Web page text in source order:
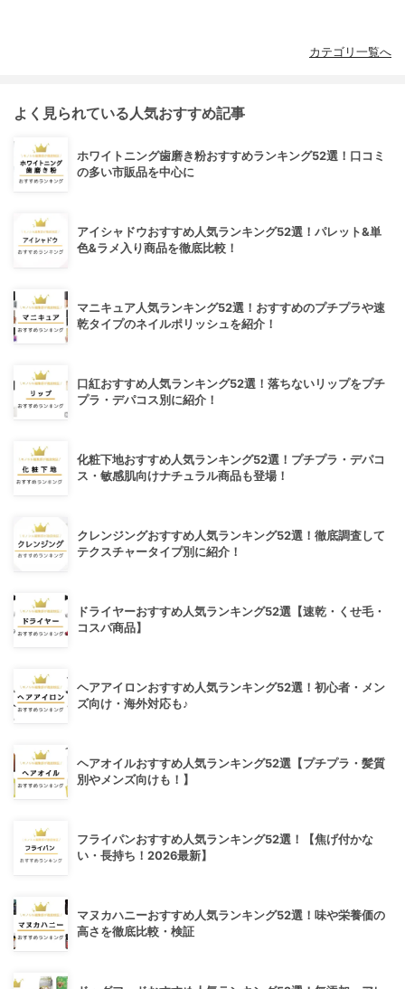
カテゴリ一覧へ
よく見られている人気おすすめ記事
ホワイトニング歯磨き粉おすすめランキング52選！口コミ
の多い市販品を中心に
アイシャドウおすすめ人気ランキング52選！パレット&単
色&ラメ入り商品を徹底比較！
マニキュア人気ランキング52選！おすすめのプチプラや速
乾タイプのネイルポリッシュを紹介！
口紅おすすめ人気ランキング52選！落ちないリップをプチ
プラ・デパコス別に紹介！
化粧下地おすすめ人気ランキング52選！プチプラ・デパコ
ス・敏感肌向けナチュラル商品も登場！
クレンジングおすすめ人気ランキング52選！徹底調査して
テクスチャータイプ別に紹介！
ドライヤーおすすめ人気ランキング52選【速乾・くせ毛・
コスパ商品】
ヘアアイロンおすすめ人気ランキング52選！初心者・メン
ズ向け・海外対応も♪
ヘアオイルおすすめ人気ランキング52選【プチプラ・髪質
別やメンズ向けも！】
フライパンおすすめ人気ランキング52選！【焦げ付かな
い・長持ち！2026最新】
マヌカハニーおすすめ人気ランキング52選！味や栄養価の
高さを徹底比較・検証